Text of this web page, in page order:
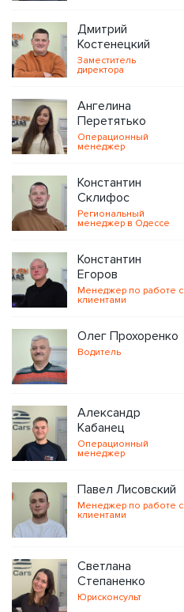
Дмитрий
Костенецкий
Заместитель
директора
Ангелина
Перетятько
Операционный
менеджер
Константин
Склифос
Региональный
менеджер в Одессе
Константин
Егоров
Менеджер по работе с
клиентами
Олег Прохоренко
Водитель
Александр
Кабанец
Операционный
менеджер
Павел Лисовский
Менеджер по работе с
клиентами
Светлана
Степаненко
Юрисконсульт